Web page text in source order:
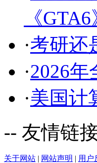
《GTA6
·考研还
·2026
·美国计
-- 友情链
关于网站 | 网站声明 | 用户